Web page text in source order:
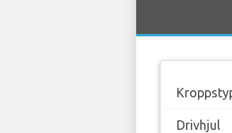
Drivhjul